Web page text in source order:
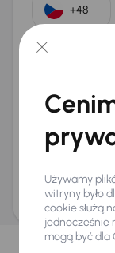
E-mail
Na numer
ani zagwarantowaną
Dopraváků 874/15,
Twoje dane osobowe
osobowych
Używamy
witryny było
cookie służą
jednocześnie
mogą być dla